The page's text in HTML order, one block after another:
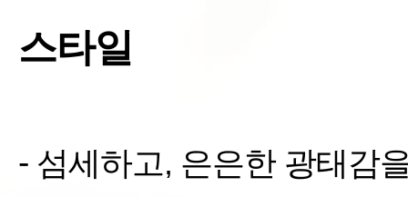
스타일
- 섬세하고, 은은한 광태감